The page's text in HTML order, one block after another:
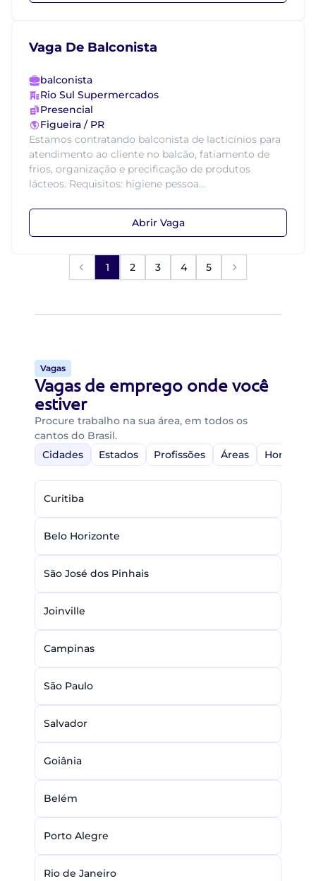
Vaga De Balconista
balconista
Rio Sul Supermercados
Presencial
Figueira / PR
Estamos contratando balconista de lacticínios para
atendimento ao cliente no balcão, fatiamento de
frios, organização e precificação de produtos
lácteos. Requisitos: higiene pessoa...
Abrir Vaga
1 2 3 4 5
Vagas
Vagas de emprego onde você
estiver
Procure trabalho na sua área, em todos os
cantos do Brasil.
Cidades
Estados Profissões Áreas Home-
Curitiba
Belo Horizonte
São José dos Pinhais
Joinville
Campinas
São Paulo
Salvador
Goiânia
Belém
Porto Alegre
Rio de Janeiro